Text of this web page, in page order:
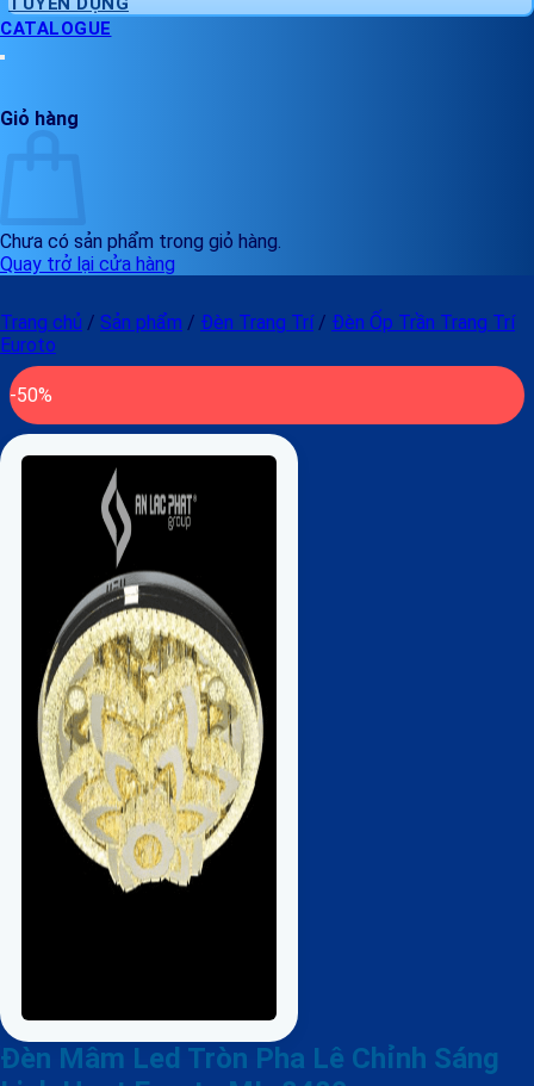
CATALOGUE
Giỏ hàng
Chưa có sản phẩm trong giỏ hàng.
Quay trở lại cửa hàng
Trang chủ / Sản phẩm / Đèn Trang Trí / Đèn Ốp Trần Trang Trí
Euroto
-50%
Đèn Mâm Led Tròn Pha Lê Chỉnh Sáng